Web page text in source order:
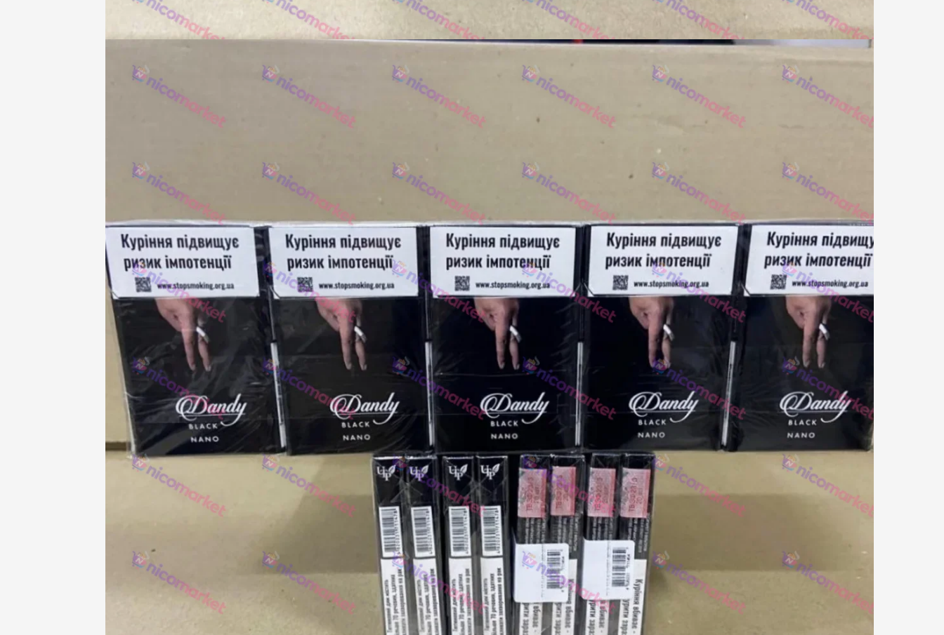
Military
PULL
Focus
De Santis
NERO
Гуцульскі
Italian Blend 821
OSCAR
Dandy
MAN
Arizona
Cigaronne
Сигарети LD